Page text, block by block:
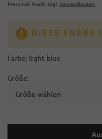
Preis inkl. MwSt. zzgl. Versandkosten
DIESE FARBE
Farbe: light blue
Größe:
Größe wählen